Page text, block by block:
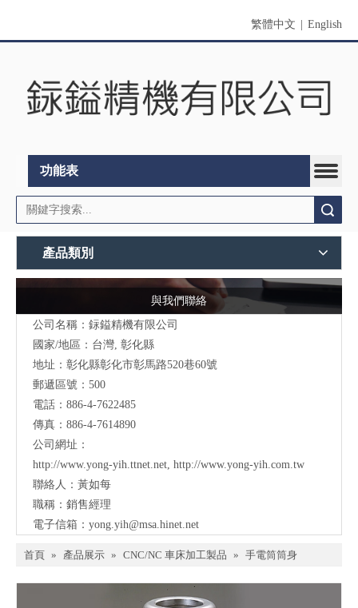
繁體中文 English
功能表
產品類別
與我們聯絡
公司名稱：銢鎰精機有限公司
國家/地區：台灣, 彰化縣
地址：彰化縣彰化市彰馬路520巷60號
郵遞區號：500
電話：886-4-7622485
傳真：886-4-7614890
公司網址：
http://www.yong-yih.ttnet.net, http://www.yong-yih.com.tw
聯絡人：黃如每
職稱：銷售經理
電子信箱： yong.yih@msa.hinet.net
首頁 » 產品展示 » CNC/NC 車床加工製品 » 手電筒筒身